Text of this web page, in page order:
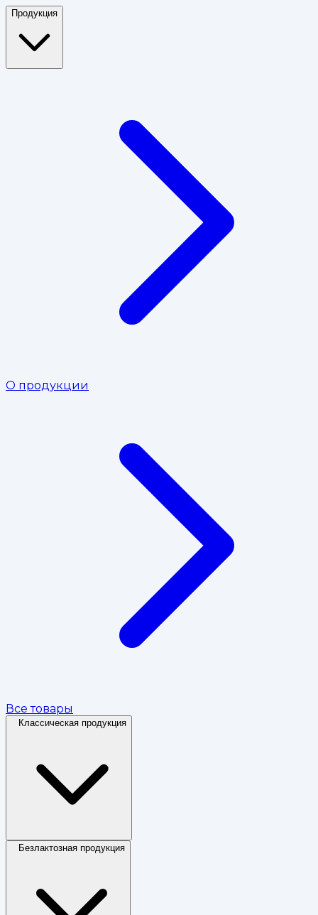
Продукция
О продукции
Все товары
Классическая продукция
Безлактозная продукция